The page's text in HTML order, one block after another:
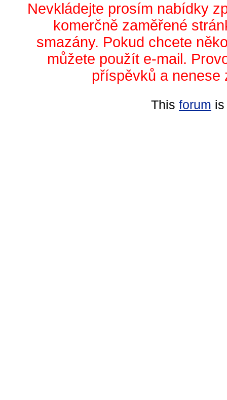
Nevkládejte prosím nabídky
komerčně zaměřené
smazány. Pokud chcete
můžete použít e-mail.
příspěvků a nenese
This forum